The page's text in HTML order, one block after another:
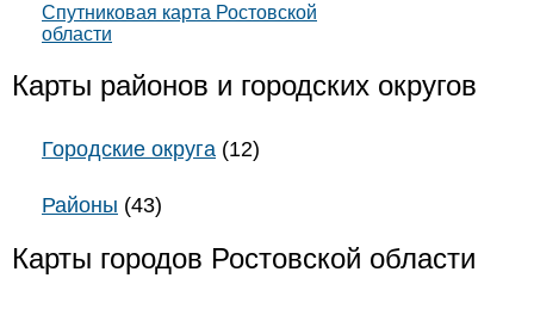
Спутниковая карта Ростовской
области
Карты районов и городских округов
Городские округа (12)
Районы (43)
Карты городов Ростовской области